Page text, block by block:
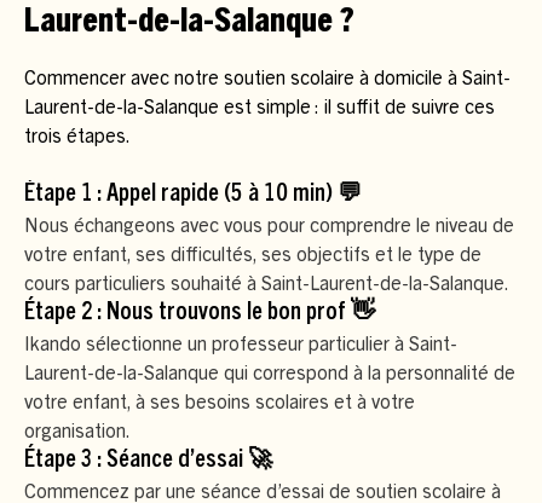
Laurent-de-la-Salanque ?
Commencer avec notre soutien scolaire à domicile à Saint-
Laurent-de-la-Salanque est simple : il suffit de suivre ces
trois étapes.
Étape 1 : Appel rapide (5 à 10 min) 💬
Nous échangeons avec vous pour comprendre le niveau de
votre enfant, ses difficultés, ses objectifs et le type de
cours particuliers souhaité à Saint-Laurent-de-la-Salanque.
Étape 2 : Nous trouvons le bon prof 👋
Ikando sélectionne un professeur particulier à Saint-
Laurent-de-la-Salanque qui correspond à la personnalité de
votre enfant, à ses besoins scolaires et à votre
organisation.
Étape 3 : Séance d’essai 🚀
Commencez par une séance d’essai de soutien scolaire à